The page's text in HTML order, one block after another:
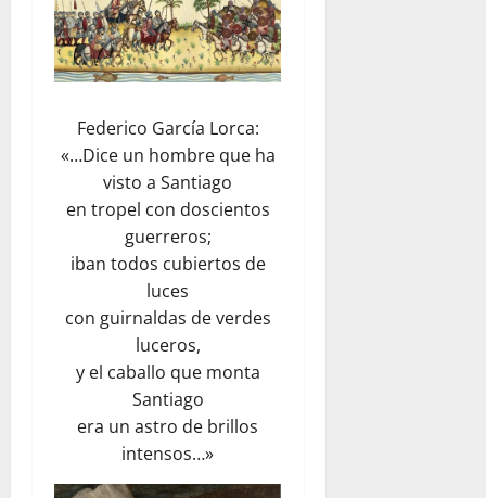
Federico García Lorca:
«…Dice un hombre que ha
visto a Santiago
en tropel con doscientos
guerreros;
iban todos cubiertos de
luces
con guirnaldas de verdes
luceros,
y el caballo que monta
Santiago
era un astro de brillos
intensos…»